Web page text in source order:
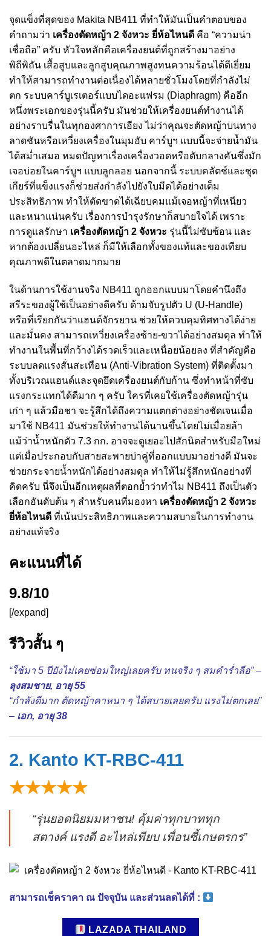
จุดแข็งที่สุดของ Makita NB411 ที่ทำให้มันเป็นคำตอบของ
คำถามว่า เครื่องตัดหญ้า 2 จังหวะ ยี่ห้อไหนดี คือ “ความน่า
เชื่อถือ” ครับ หัวใจหลักคือเครื่องยนต์ที่ถูกสร้างมาอย่าง
พิถีพิถัน เสื้อสูบและลูกสูบคุณภาพสูงทนความร้อนได้ดีเยี่ยม
ทำให้สามารถทำงานต่อเนื่องได้หลายชั่วโมงโดยที่กำลังไม่
ตก ระบบคาร์บูเรเตอร์แบบไดอะแฟรม (Diaphragm) คืออีก
หนึ่งพระเอกของรุ่นนี้ครับ มันช่วยให้เครื่องยนต์ทำงานได้
อย่างราบรื่นในทุกองศาการเอียง ไม่ว่าคุณจะตัดหญ้าบนทาง
ลาดชันหรือเหวี่ยงเครื่องในมุมอับ คาร์บูฯ แบบนี้จะจ่ายน้ำมัน
ได้สม่ำเสมอ หมดปัญหาเรื่องเครื่องวอดหรือดับกลางคันซึ่งมัก
เจอบ่อยในคาร์บูฯ แบบลูกลอย นอกจากนี้ ระบบคลัตช์และชุด
เกียร์ที่แข็งแรงก็ช่วยส่งกำลังไปยังใบมีดได้อย่างเต็ม
ประสิทธิภาพ ทำให้ตัดขาดได้เฉียบคมแม้เจอหญ้าที่เหนียว
และหนาแน่นครับ เรื่องการบำรุงรักษาก็สบายใจได้ เพราะ
การดูแลรักษา เครื่องตัดหญ้า 2 จังหวะ รุ่นนี้ไม่ซับซ้อน และ
หากต้องเปลี่ยนอะไหล่ ก็มีให้เลือกทั้งของแท้และของเทียบ
คุณภาพดีในตลาดมากมาย
ในด้านการใช้งานจริง NB411 ถูกออกแบบมาโดยคำนึงถึง
สรีระของผู้ใช้เป็นอย่างดีครับ ด้ามจับรูปตัว U (U-Handle)
หรือที่เรียกกันว่าแฮนด์จักรยาน ช่วยให้ควบคุมทิศทางได้ง่าย
และมั่นคง สามารถเหวี่ยงเครื่องซ้าย-ขวาได้อย่างสมดุล ทำให้
ทำงานในพื้นที่กว้างได้รวดเร็วและเหนื่อยน้อยลง ที่สำคัญคือ
ระบบลดแรงสั่นสะเทือน (Anti-Vibration System) ที่ติดตั้งมา
ทั้งบริเวณแฮนด์และจุดยึดเครื่องยนต์กับก้าน ซึ่งทำหน้าที่ซับ
แรงกระแทกได้ดีมาก ๆ ครับ ใครที่เคยใช้เครื่องตัดหญ้ารุ่น
เก่า ๆ แล้วมือชา จะรู้สึกได้ถึงความแตกต่างอย่างชัดเจนเมื่อ
มาใช้ NB411 มันช่วยให้ทำงานได้นานขึ้นโดยไม่เมื่อยล้า
แม้ว่าน้ำหนักตัว 7.3 กก. อาจจะดูเยอะไปสักนิดสำหรับมือใหม่
แต่เมื่อประกอบกับสายสะพายบ่าคู่ที่ออกแบบมาอย่างดี มันจะ
ช่วยกระจายน้ำหนักได้อย่างสมดุล ทำให้ไม่รู้สึกหนักอย่างที่
คิดครับ นี่จึงเป็นอีกเหตุผลที่ตอกย้ำว่าทำไม NB411 ถึงเป็นตัว
เลือกอันดับต้น ๆ สำหรับคนที่มองหา เครื่องตัดหญ้า 2 จังหวะ
ยี่ห้อไหนดี ที่เน้นประสิทธิภาพและความสบายในการทำงาน
อย่างแท้จริง
คะแนนที่ได้
9.8/10
[/expand]
รีวิวสั้น ๆ
“ใช้มา 5 ปียังไม่เคยซ่อมใหญ่เลยครับ ทนจริง ๆ สมคำร่ำลือ” –
ลุงสมชาย, อายุ 55
“กำลังดีมาก ตัดหญ้าคาหนา ๆ ได้สบายเลยครับ แรงไม่ตกเลย”
– เอก, อายุ 38
2. Kanto KT-RBC-411
★★★★★
“รุ่นยอดนิยมมหาชน! คุ้มค่าทุกบาททุก
สตางค์ แรงดี อะไหล่เพียบ เพื่อนซี้เกษตรกร”
สามารถเช็คราคา ณ ปัจจุบัน และส่วนลดได้ที่ :
LAZADA THAILAND